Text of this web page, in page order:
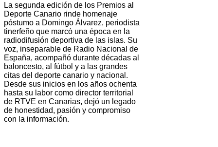
La segunda edición de los Premios al
Deporte Canario rinde homenaje
póstumo a Domingo Álvarez, periodista
tinerfeño que marcó una época en la
radiodifusión deportiva de las islas. Su
voz, inseparable de Radio Nacional de
España, acompañó durante décadas al
baloncesto, al fútbol y a las grandes
citas del deporte canario y nacional.
Desde sus inicios en los años ochenta
hasta su labor como director territorial
de RTVE en Canarias, dejó un legado
de honestidad, pasión y compromiso
con la información.